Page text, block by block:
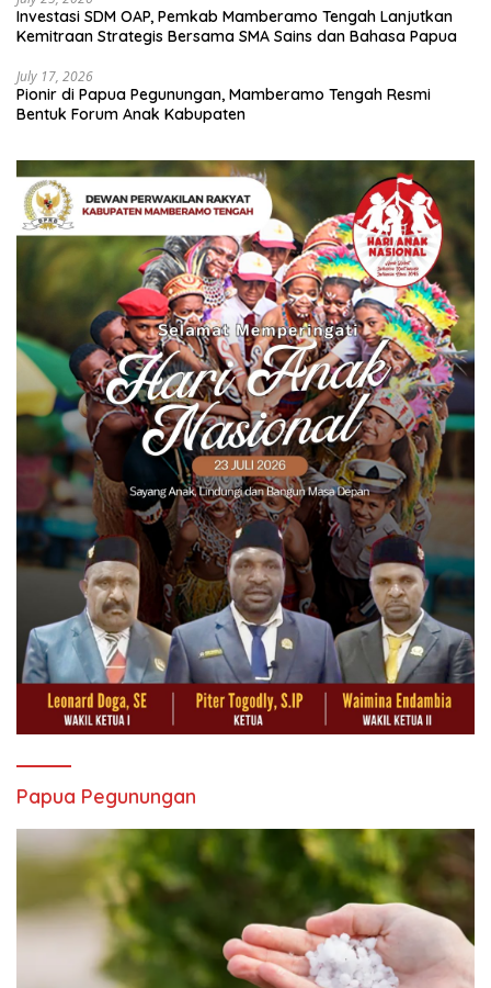
Investasi SDM OAP, Pemkab Mamberamo Tengah Lanjutkan
Kemitraan Strategis Bersama SMA Sains dan Bahasa Papua
July 17, 2026
Pionir di Papua Pegunungan, Mamberamo Tengah Resmi
Bentuk Forum Anak Kabupaten
Papua Pegunungan